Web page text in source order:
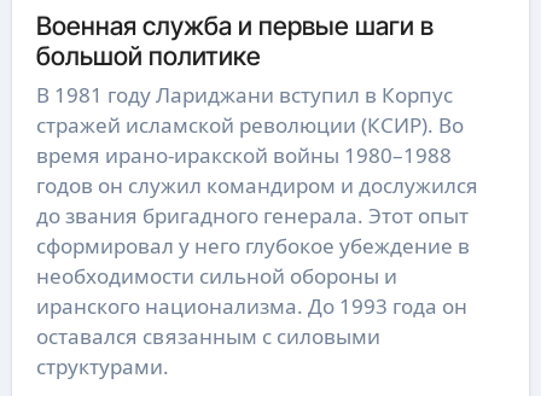
Военная служба и первые шаги в
большой политике
В 1981 году Лариджани вступил в Корпус
стражей исламской революции (КСИР). Во
время ирано-иракской войны 1980–1988
годов он служил командиром и дослужился
до звания бригадного генерала. Этот опыт
сформировал у него глубокое убеждение в
необходимости сильной обороны и
иранского национализма. До 1993 года он
оставался связанным с силовыми
структурами.